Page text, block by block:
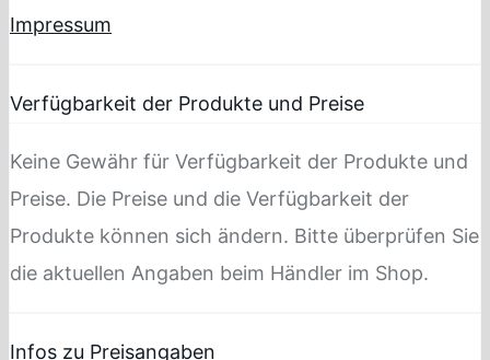
Impressum
Verfügbarkeit der Produkte und Preise
Keine Gewähr für Verfügbarkeit der Produkte und
Preise. Die Preise und die Verfügbarkeit der
Produkte können sich ändern. Bitte überprüfen Sie
die aktuellen Angaben beim Händler im Shop.
Infos zu Preisangaben